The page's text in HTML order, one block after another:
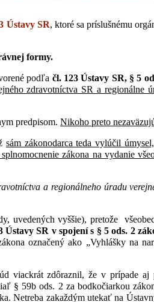
Ústavy SR, ktoré sa príslušnému
formy.
podľa čl. 123 Ústavy SR, § 5
zdravotníctva SR a regionálne
predpisom. Nikoho preto
sám zákonodarca teda vylúčil
zákona na vydanie
a regionálneho úradu
uvedených vyššie), pretože
Ústavy SR v spojení s § 5 ods. 2
označený ako „Vyhlášky na
viackrát zdôraznil, že v prípade aj
§ 59b ods. 2 za bodkočiarkou
Netreba zakaždým utekať na